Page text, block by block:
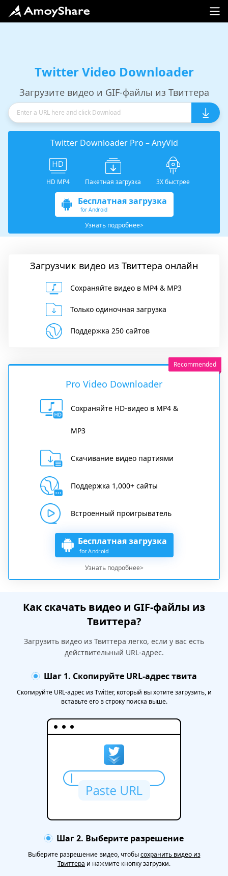
Twitter Video Downloader
Загрузите видео и GIF-файлы из Твиттера
Twitter Downloader Pro – AnyVid
HD MP4 Пакетная загрузка 3X быстрее
Бесплатная загрузка
for Android
Узнать подробнее>
Загрузчик видео из Твиттера онлайн
Сохраняйте видео в MP4 & MP3
Только одиночная загрузка
Поддержка 250 сайтов
Pro Video Downloader
Сохраняйте HD-видео в MP4 &
MP3
Скачивание видео партиями
Поддержка 1,000+ сайты
Встроенный проигрыватель
Бесплатная загрузка
for Android
Узнать подробнее>
Как скачать видео и GIF-файлы из
Твиттера?
Загрузить видео из Твиттера легко, если у вас есть
действительный URL-адрес.
Шаг 1. Скопируйте URL-адрес твита
Скопируйте URL-адрес из Twitter, который вы хотите загрузить, и
вставьте его в строку поиска выше.
Шаг 2. Выберите разрешение
Выберите разрешение видео, чтобысохранить видео из
Твиттера и нажмите кнопку загрузки.